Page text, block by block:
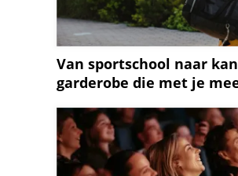
Van sportschool naar
garderobe die met je